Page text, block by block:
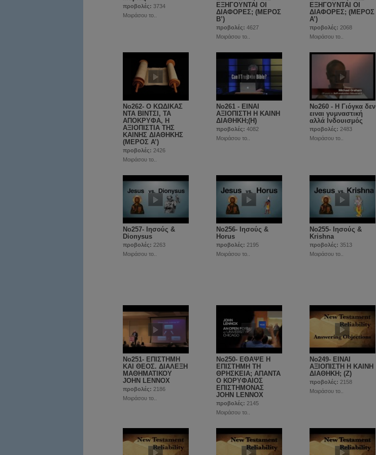
προβολές: 3734
Μοιράσου το..
ΕΞΗΓΟΥΝΤΑΙ ΟΙ
ΔΙΑΦΟΡΕΣ; (ΜΕΡΟΣ
Β’)
προβολές: 4627
Μοιράσου το..
ΕΞΗΓΟΥΝΤΑΙ ΟΙ
ΔΙΑΦΟΡΕΣ; (ΜΕΡΟΣ
Α’)
προβολές: 2068
Μοιράσου το..
No262- Ο ΚΩΔΙΚΑΣ
ΝΤΑ ΒΙΝΤΣΙ, ΤΑ
ΑΠΟΚΡΥΦΑ, Η
ΑΞΙΟΠΙΣΤΙΑ ΤΗΣ
ΚΑΙΝΗΣ ΔΙΑΘΗΚΗΣ
(ΜΕΡΟΣ A’)
προβολές: 2426
Μοιράσου το..
No261 - ΕΙΝΑΙ
ΑΞΙΟΠΙΣΤΗ Η ΚΑΙΝΗ
ΔΙΑΘΗΚΗ;(Η)
προβολές: 4082
Μοιράσου το..
Νο260 - Η Γιόγκα δεν
ειναι γυμναστική
αλλά Ινδουισμός
προβολές: 2483
Μοιράσου το..
No257- Ιησούς &
Dionysus
προβολές: 2263
Μοιράσου το..
No256- Ιησούς &
Horus
προβολές: 2195
Μοιράσου το..
Νο255- Ιησούς &
Krishna
προβολές: 3513
Μοιράσου το..
No251- ΕΠΙΣΤΗΜΗ
ΚΑΙ ΘΕΟΣ. ΔΙΑΛΕΞΗ
ΜΑΘΗΜΑΤΙΚΟΥ
JOHN LENNOX
προβολές: 2186
Μοιράσου το..
Νο250- ΕΘΑΨΕ Η
ΕΠΙΣΤΗΜΗ ΤΗ
ΘΡΗΣΚΕΙΑ; ΑΠΑΝΤΑ
Ο ΚΟΡΥΦΑΙΟΣ
EΠΙΣΤΗΜΟΝΑΣ
JOHN LENNOX
προβολές: 2145
Μοιράσου το..
No249- ΕΙΝΑΙ
ΑΞΙΟΠΙΣΤΗ Η ΚΑΙΝΗ
ΔΙΑΘΗΚΗ; (Ζ)
προβολές: 2158
Μοιράσου το..